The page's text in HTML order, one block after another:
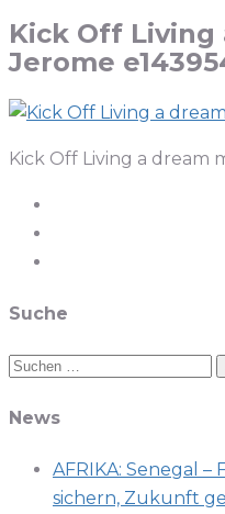
Kick Off
Jerome
Kick Off Living a dream
Suche
Suchen
News
AFRIKA: Senegal
sichern, Zukunft